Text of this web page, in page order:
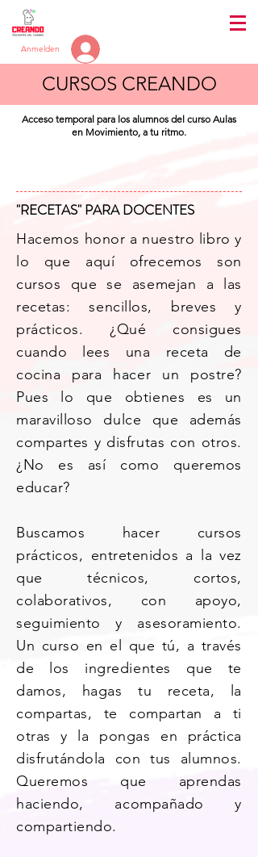
Anmelden
CURSOS CREANDO
Acceso temporal para los alumnos del curso Aulas
en Movimiento, a tu ritmo.
"RECETAS" PARA DOCENTES
Hacemos honor a nuestro libro y
lo que aquí ofrecemos son
cursos que se asemejan a las
recetas: sencillos, breves y
prácticos. ¿Qué consigues
cuando lees una receta de
cocina para hacer un postre?
Pues lo que obtienes es un
maravilloso dulce que además
compartes y disfrutas con otros.
¿No es así como queremos
educar?
Buscamos hacer cursos
prácticos, entretenidos a la vez
que técnicos, cortos,
colaborativos, con apoyo,
seguimiento y asesoramiento.
Un curso en el que tú, a través
de los ingredientes que te
damos, hagas tu receta, la
compartas, te compartan a ti
otras y la pongas en práctica
disfrutándola con tus alumnos.
Queremos que aprendas
haciendo, acompañado y
compartiendo.